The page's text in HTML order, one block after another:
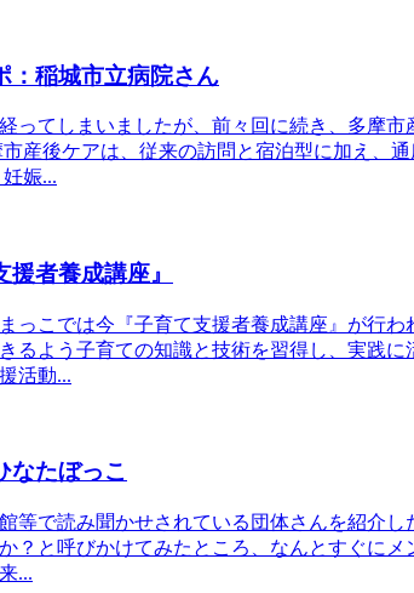
：稲城市立病院さん
ってしまいましたが、前々回に続き、多摩
産後ケアは、従来の訪問と宿泊型に加え、
娠...
者養成講座』
っこでは今『子育て支援者養成講座』が行
るよう子育ての知識と技術を習得し、実践
活動...
たぼっこ
等で読み聞かせされている団体さんを紹介
？と呼びかけてみたところ、なんとすぐに
...